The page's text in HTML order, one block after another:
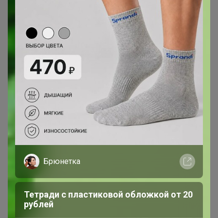
- Плотные, хорошее качество
- Материал и изготовлено - качественно, прочные,но
размер - для детей и женщин🫤
- Беру не первый раз. Бахилы плотные, не рвутся
- Идеально. Приходятся носить обувью на каблуках не
рвутся.
- Бахилы плотные. Отличные. Рекомендую
- Отличные,у нас чисто👍
- Пришли хорошо упакованы в мешок. Качество, как
заявлено, плотные. Резинка тоже в норме! Бахилы 👌🏻
- Плотные, качественные бахилы.Продавцу 5+
Брюнетка
Тетради с пластиковой обложкой от 20
рублей